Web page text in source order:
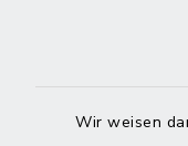
Wir weisen
04832